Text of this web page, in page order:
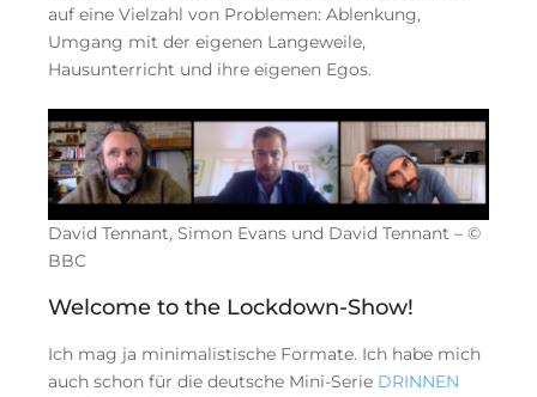
auf eine Vielzahl von Problemen: Ablenkung,
Umgang mit der eigenen Langeweile,
Hausunterricht und ihre eigenen Egos.
David Tennant, Simon Evans und David Tennant – ©
BBC
Welcome to the Lockdown-Show!
Ich mag ja minimalistische Formate. Ich habe mich
auch schon für die deutsche Mini-Serie DRINNEN